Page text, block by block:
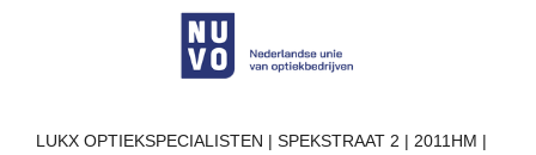
LUKX OPTIEKSPECIALISTEN | SPEKSTRAAT 2 | 2011HM |